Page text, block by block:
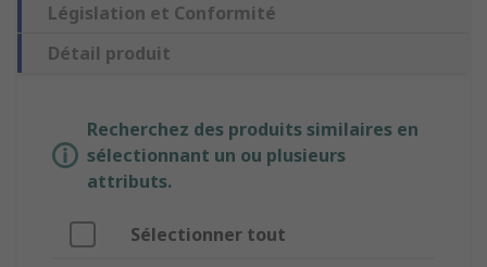
Législation et Conformité
Détail produit
Recherchez des produits similaires en
sélectionnant un ou plusieurs
attributs.
Sélectionner tout